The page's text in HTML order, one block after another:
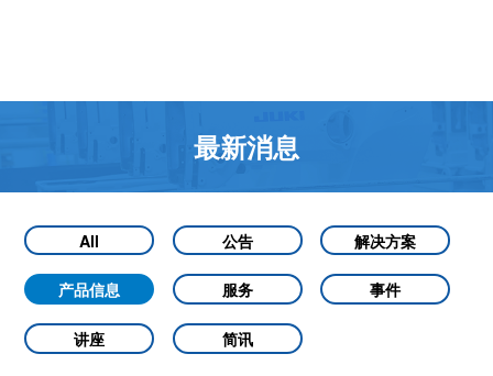
最新消息
All 公告 解决方案
产品信息 服务 事件
讲座 简讯